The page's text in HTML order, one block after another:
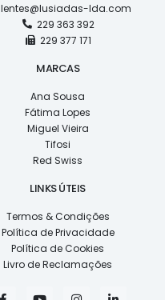
lentes@lusiadas-lda.com
229 363 392
229 377 171
MARCAS
Ana Sousa
Fátima Lopes
Miguel Vieira
Tifosi
Red Swiss
LINKS ÚTEIS
Termos & Condições
Política de Privacidade
Política de Cookies
Livro de Reclamações
F Y I